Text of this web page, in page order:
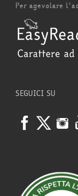
Per agevolare
SEGUICI SU